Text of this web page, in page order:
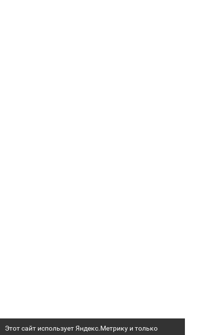
Этот сайт использует Яндекс.Метрику и только